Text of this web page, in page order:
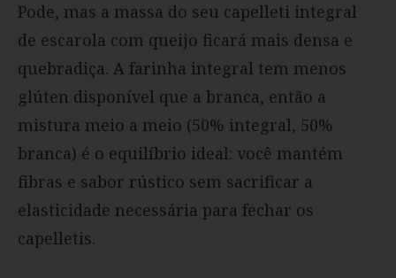
Pode, mas a massa do seu capelleti integral
de escarola com queijo ficará mais densa e
quebradiça. A farinha integral tem menos
glúten disponível que a branca, então a
mistura meio a meio (50% integral, 50%
branca) é o equilíbrio ideal: você mantém
fibras e sabor rústico sem sacrificar a
elasticidade necessária para fechar os
capelletis.